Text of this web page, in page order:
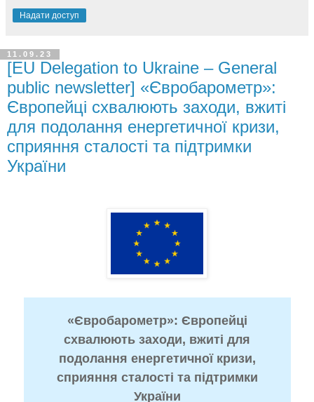
Надати доступ
11.09.23
[EU Delegation to Ukraine – General
public newsletter] «Євробарометр»:
Європейці схвалюють заходи, вжиті
для подолання енергетичної кризи,
сприяння сталості та підтримки
України
«Євробарометр»: Європейці
схвалюють заходи, вжиті для
подолання енергетичної кризи,
сприяння сталості та підтримки
України